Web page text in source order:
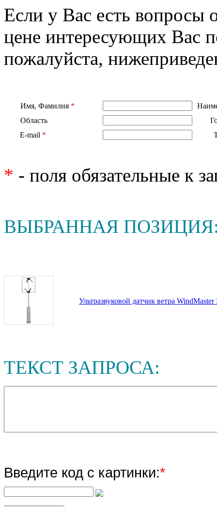
Если у Вас есть вопросы
цене интересующих Вас
пожалуйста,
Имя, Фамилия *
Область
E-mail *
* - поля обязательные к
ВЫБРАННАЯ
Ультразвуковой датчик ветра WindMaster
ТЕКСТ ЗАПРОСА:
Введите код с картинки:*